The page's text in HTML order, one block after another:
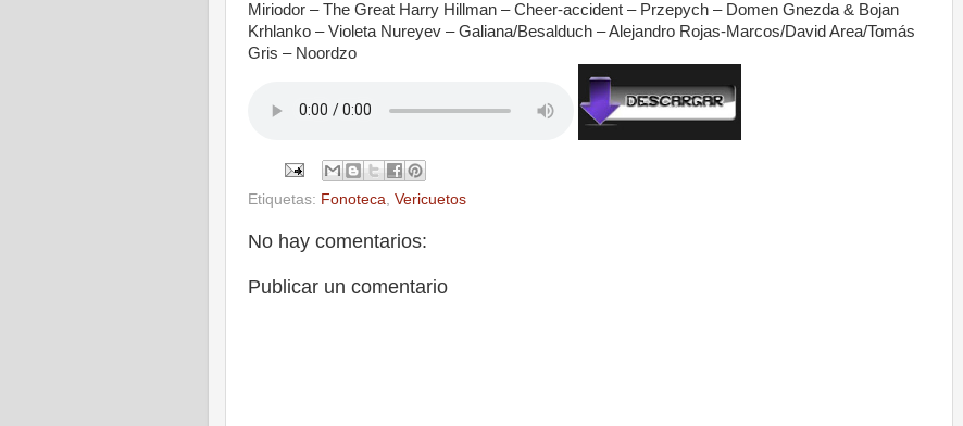
Miriodor – The Great Harry Hillman – Cheer-accident – Przepych – Domen Gnezda & Bojan
Krhlanko – Violeta Nureyev – Galiana/Besalduch – Alejandro Rojas-Marcos/David Area/Tomás
Gris – Noordzo
Etiquetas: Fonoteca, Vericuetos
No hay comentarios:
Publicar un comentario